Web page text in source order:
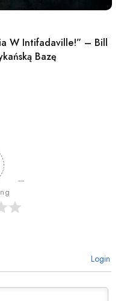
W Intifadaville!” – Bill
Bazę
Login